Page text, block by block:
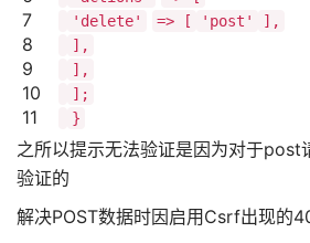
7
8
9
10
11
'delete'
=> [ 'post'
],
],
],
];
}
之所以提示无法验证是因为对于post
验证的
解决POST数据时因启用Csrf出现的